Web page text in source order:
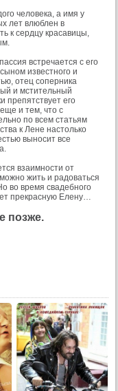
человека, а имя у
лет влюблен в
к сердцу красавицы,
встречается с его
известного и
отец соперника
и мстительный
препятствует его
и тем, что с
по всем статьям
к Лене настолько
выносит все
взаимности от
жить и радоваться
во время свадебного
прекрасную Елену…
позже.